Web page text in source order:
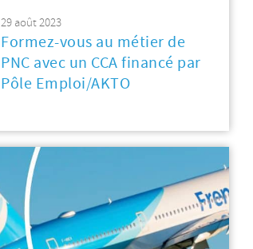
29 août 2023
Formez-vous au métier de
PNC avec un CCA financé par
Pôle Emploi/AKTO